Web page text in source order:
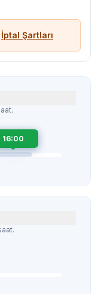
İptal Şartları
16:00